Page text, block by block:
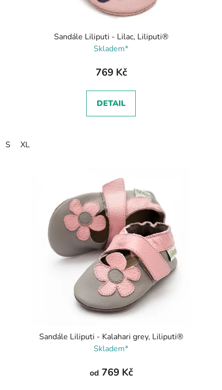
Sandále Liliputi - Lilac, Liliputi®
Skladem*
769 Kč
DETAIL
S XL
Sandále Liliputi - Kalahari grey, Liliputi®
Skladem*
od 769 Kč